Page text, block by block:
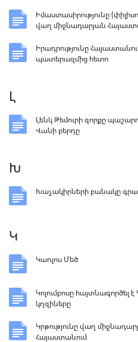
Իմաստասիրությունը
վաղ միջնադարյան
Իրադրությունը
պատերազմից հետո
Լ
Լենկ Թեմուրի զորքը
Վանի բերդը
Խ
Խաչակիրների բանակը
Կ
Կառլոս Մեծ
Կոլումբոսը հայտնագործել
կղզիները
Կրթությունը վաղ
Հայաստանում